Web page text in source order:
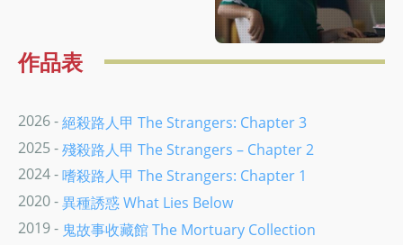
作品表
2026 -絕殺路人甲 The Strangers: Chapter 3
2025 -殘殺路人甲 The Strangers – Chapter 2
2024 -嗜殺路人甲 The Strangers: Chapter 1
2020 -異種誘惑 What Lies Below
2019 - 鬼故事收藏館 The Mortuary Collection